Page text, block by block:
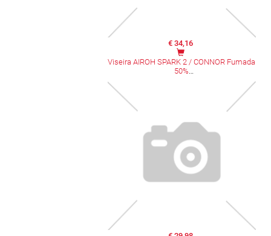
€ 34,16
Viseira AIROH SPARK 2 / CONNOR Fumada
50%